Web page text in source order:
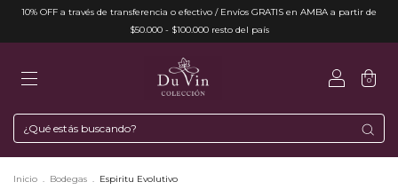
10% OFF a través de transferencia o efectivo / Envíos GRATIS en AMBA a partir de
$50.000 - $100.000 resto del país
0
Inicio . Bodegas . Espiritu Evolutivo